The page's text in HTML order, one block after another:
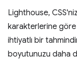
Lighthouse,
karakterlerine
ihtiyatlı bir
boyutunuzu daha